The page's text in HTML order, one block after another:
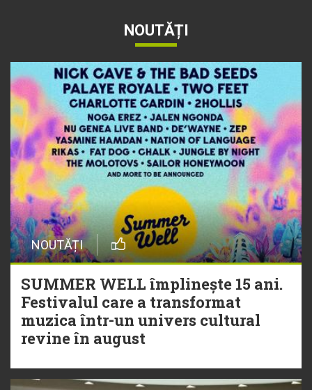
NOUTĂȚI
NOUTĂȚI
SUMMER WELL împlinește 15 ani.
Festivalul care a transformat
muzica într-un univers cultural
revine în august